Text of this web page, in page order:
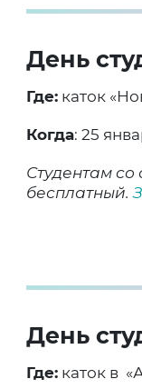
День
Где: каток
Когда: 25
Студентам
бесплатный.
День
Где: каток в